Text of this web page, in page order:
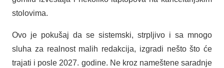
stolovima.
Ovo je pokušaj da se sistemski, strpljivo i sa mnogo
sluha za realnost malih redakcija, izgradi nešto što će
trajati i posle 2027. godine. Ne kroz nameštene saradnje